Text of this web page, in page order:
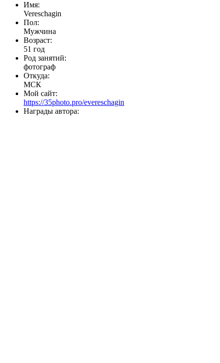
Имя:
Vereschagin
Пол:
Мужчина
Возраст:
51 год
Род занятий:
фотограф
Откуда:
МСК
Мой сайт:
https://35photo.pro/evereschagin
Награды автора: